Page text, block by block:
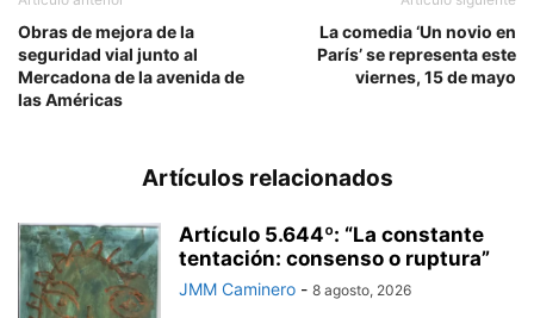
Obras de mejora de la
seguridad vial junto al
Mercadona de la avenida de
las Américas
La comedia ‘Un novio en
París’ se representa este
viernes, 15 de mayo
Artículos relacionados
Artículo 5.644º: “La constante
tentación: consenso o ruptura”
JMM Caminero - 8 agosto, 2026